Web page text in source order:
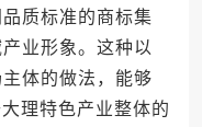
质标准的商标集
业形象。这种以
体的做法，能够
理特色产业整体的